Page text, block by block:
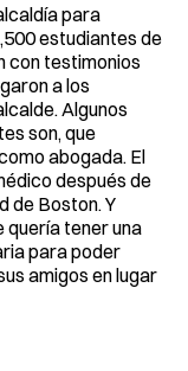
para
estudiantes de
con testimonios
a los
Algunos
son, que
abogada. El
después de
de Boston. Y
quería tener una
para poder
amigos en lugar